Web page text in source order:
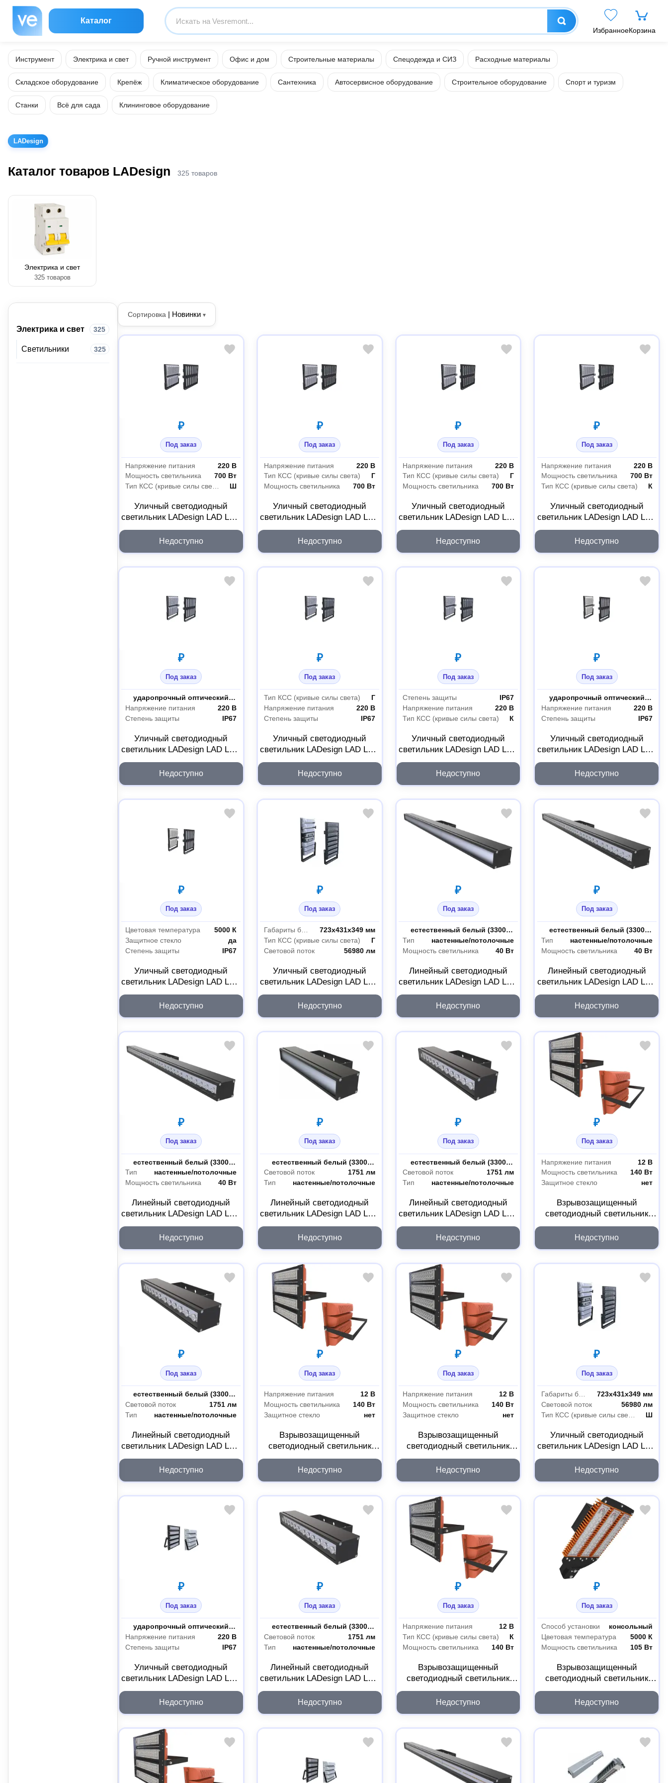
Каталог
ИзбранноеКорзина
Инструмент Электрика и свет Ручной инструмент Офис и дом Строительные материалы Спецодежда и СИЗ Расходные материалы
Складское оборудование Крепёж Климатическое оборудование Сантехника Автосервисное оборудование Строительное оборудование Спорт и туризм
Станки Всё для сада Клининговое оборудование
LADesign
Каталог товаров LADesign 325 товаров
Электрика и свет
325 товаров
Электрика и свет 325
Светильники 325
Сортировка | Новинки ▾
₽
Под заказ
Напряжение питания
220 В
Мощность светильника
700 Вт
Тип КСС (кривые силы света)
Ш
Уличный светодиодный
светильник LADesign LAD LED
R500-14-M-6-700L
LADLED14M6700L
Недоступно
₽
Под заказ
Напряжение питания
220 В
Тип КСС (кривые силы света)
Г
Мощность светильника
700 Вт
Уличный светодиодный
светильник LADesign LAD LED
R500-14-60-6-700L
LADLED14606700L
Недоступно
₽
Под заказ
Напряжение питания
220 В
Тип КСС (кривые силы света)
Г
Мощность светильника
700 Вт
Уличный светодиодный
светильник LADesign LAD LED
R500-14-30-6-700L
LADLED14306700L
Недоступно
₽
Под заказ
Напряжение питания
220 В
Мощность светильника
700 Вт
Тип КСС (кривые силы света)
К
Уличный светодиодный
светильник LADesign LAD LED
R500-14-10-6-700L
LADLED14106700L
Недоступно
₽
Под заказ
Материал рассеивателя
ударопрочный оптический поликарбонат
Напряжение питания
220 В
Степень защиты
IP67
Уличный светодиодный
светильник LADesign LAD LED
R500-12-M-6-600L
LADLED12M6600L
Недоступно
₽
Под заказ
Тип КСС (кривые силы света)
Г
Напряжение питания
220 В
Степень защиты
IP67
Уличный светодиодный
светильник LADesign LAD LED
R500-12-60-6-600L
LADLED12606600L
Недоступно
₽
Под заказ
Степень защиты
IP67
Напряжение питания
220 В
Тип КСС (кривые силы света)
К
Уличный светодиодный
светильник LADesign LAD LED
R500-12-10-6-600L
LADLED12106600L
Недоступно
₽
Под заказ
Материал рассеивателя
ударопрочный оптический поликарбонат
Напряжение питания
220 В
Степень защиты
IP67
Уличный светодиодный
светильник LADesign LAD LED
R500-10-M-6-500L
LADLED10M6500L
Недоступно
₽
Под заказ
Цветовая температура
5000 К
Защитное стекло
да
Степень защиты
IP67
Уличный светодиодный
светильник LADesign LAD LED
R500-10-120-6-500L
LADLED10LS6500L
Недоступно
₽
Под заказ
723х431х349 мм
Тип КСС (кривые силы света)
Г
Световой поток
56980 лм
Уличный светодиодный
светильник LADesign LAD LED
R500-8-60-6-400L
LADLED8606400L
Недоступно
₽
Под заказ
Цветность
естественный белый (3300-5000 К)
Тип
настенные/потолочные
Мощность светильника
40 Вт
Линейный светодиодный
светильник LADesign LAD LED
LINE-O-40B LADLEDLO40B
Недоступно
₽
Под заказ
Цветность
естественный белый (3300-5000 К)
Тип
настенные/потолочные
Мощность светильника
40 Вт
Линейный светодиодный
светильник LADesign LAD LED
LINE-60-40B LADLEDL6040B
Недоступно
₽
Под заказ
Цветность
естественный белый (3300-5000 К)
Тип
настенные/потолочные
Мощность светильника
40 Вт
Линейный светодиодный
светильник LADesign LAD LED
LINE-30-40B LADLEDL3040B
Недоступно
₽
Под заказ
Цветность
естественный белый (3300-5000 К)
Световой поток
1751 лм
Тип
настенные/потолочные
Линейный светодиодный
светильник LADesign LAD LED
LINE-O-15B LADLEDLO15B
Недоступно
₽
Под заказ
Цветность
естественный белый (3300-5000 К)
Световой поток
1751 лм
Тип
настенные/потолочные
Линейный светодиодный
светильник LADesign LAD LED
LINE-60-15B LADLEDL6015B
Недоступно
₽
Под заказ
Напряжение питания
12 В
Мощность светильника
140 Вт
Защитное стекло
нет
Взрывозащищенный
светодиодный светильник
LADesign LAD LED R500-4-M-
12-140L 2Ex
Недоступно
₽
Под заказ
Цветность
естественный белый (3300-5000 К)
Световой поток
1751 лм
Тип
настенные/потолочные
Линейный светодиодный
светильник LADesign LAD LED
LINE-30-15B LADLEDL3015B
Недоступно
₽
Под заказ
Напряжение питания
12 В
Мощность светильника
140 Вт
Защитное стекло
нет
Взрывозащищенный
светодиодный светильник
LADesign LAD LED R500-4-30-
12-140L 2Ex
Недоступно
₽
Под заказ
Напряжение питания
12 В
Мощность светильника
140 Вт
Защитное стекло
нет
Взрывозащищенный
светодиодный светильник
LADesign LAD LED R500-4-60-
12-140L 2Ex
Недоступно
₽
Под заказ
Габариты без упаковки
723х431х349 мм
Световой поток
56980 лм
Ш
Уличный светодиодный
светильник LADesign LAD LED
R500-8-M-6-400L
LADLED8M6400L
Недоступно
₽
Под заказ
Материал рассеивателя
ударопрочный оптический поликарбонат
Напряжение питания
220 В
Степень защиты
IP67
Уличный светодиодный
светильник LADesign LAD LED
R500-5-M-6-250L
LADLED5M6250L
Недоступно
₽
Под заказ
Цветность
естественный белый (3300-5000 К)
Световой поток
1751 лм
Тип
настенные/потолочные
Линейный светодиодный
светильник LADesign LAD LED
LINE-10-15B LADLEDL1015B
Недоступно
₽
Под заказ
Напряжение питания
12 В
Тип КСС (кривые силы света)
К
Мощность светильника
140 Вт
Взрывозащищенный
светодиодный светильник
LADesign LAD LED R500-4-10-
12-140L 2Ex
Недоступно
₽
Под заказ
Способ установки
консольный
Цветовая температура
5000 К
Мощность светильника
105 Вт
Взрывозащищенный
светодиодный светильник
LADesign LAD LED R500-3-120-
36-105K 2Ex
Недоступно